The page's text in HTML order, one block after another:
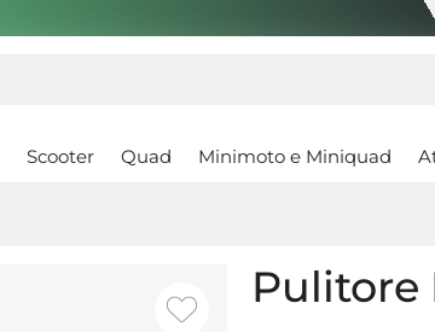
Scooter Quad Minimoto e Miniquad
Pulitore